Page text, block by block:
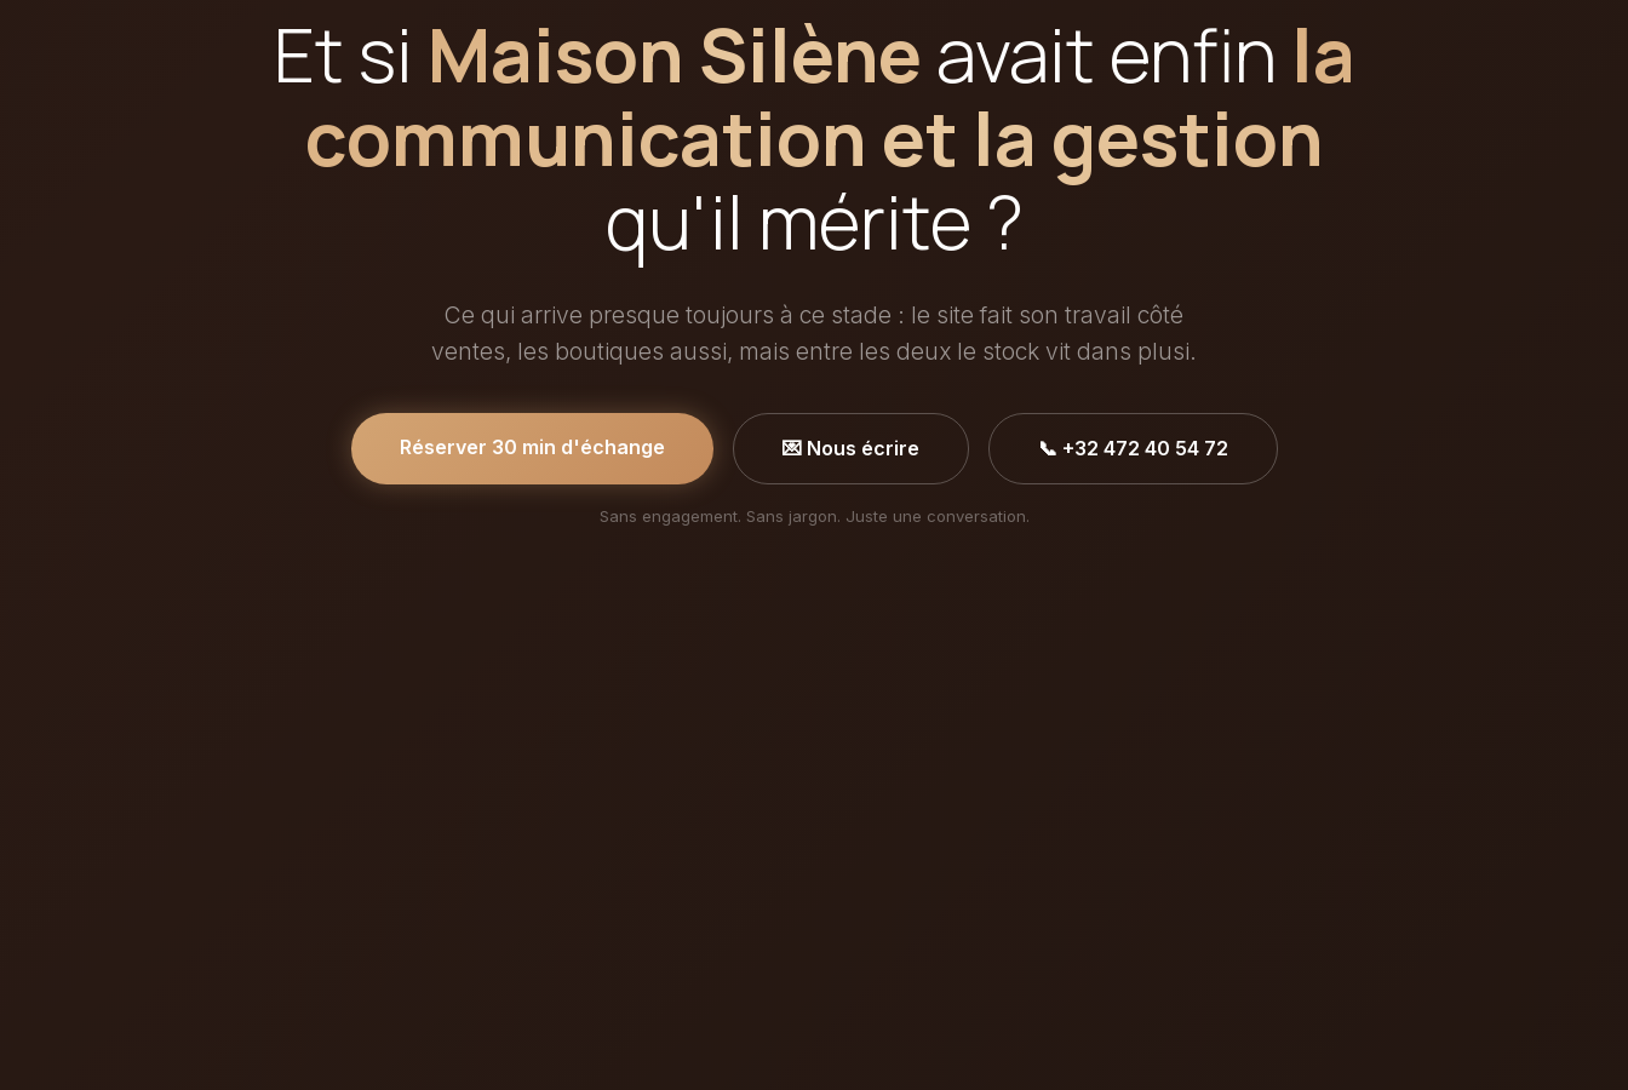
Et si Maison Silèneavait enfin la
communication et la gestion
qu'il mérite ?
Ce qui arrive presque toujours à ce stade : le site fait son travail côté
ventes, les boutiques aussi, mais entre les deux le stock vit dans plusi.
Réserver 30 min d'échange 💌 Nous écrire 📞 +32 472 40 54 72
Sans engagement. Sans jargon. Juste une conversation.